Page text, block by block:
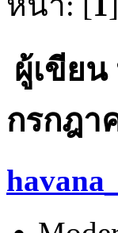
ผู้เขียน
กรกฎา